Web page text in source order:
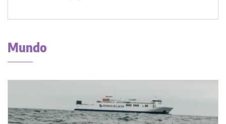
Mundo